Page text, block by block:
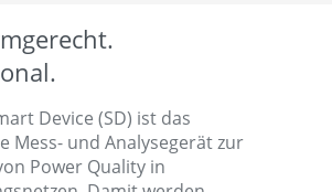
Device (SD) ist das
Mess- und Analysegerät zur
Power Quality in